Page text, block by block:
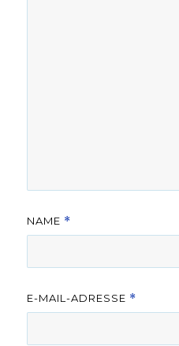
NAME *
E-MAIL-ADRESSE *